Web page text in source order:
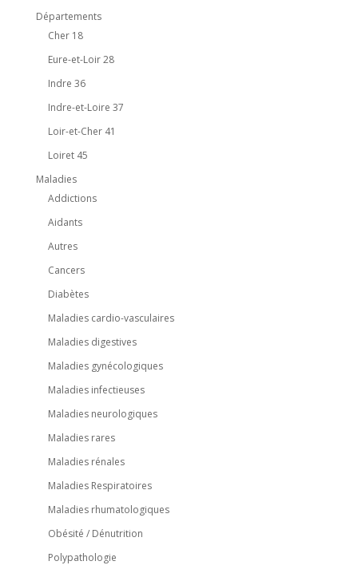
Départements
Cher 18
Eure-et-Loir 28
Indre 36
Indre-et-Loire 37
Loir-et-Cher 41
Loiret 45
Maladies
Addictions
Aidants
Autres
Cancers
Diabètes
Maladies cardio-vasculaires
Maladies digestives
Maladies gynécologiques
Maladies infectieuses
Maladies neurologiques
Maladies rares
Maladies rénales
Maladies Respiratoires
Maladies rhumatologiques
Obésité / Dénutrition
Polypathologie